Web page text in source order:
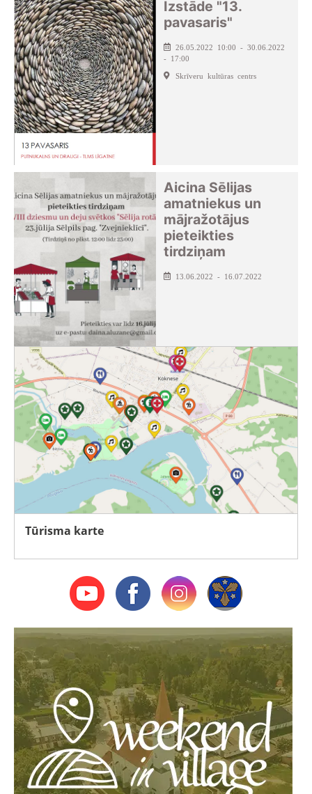
Izstāde "13.
pavasaris"
26.05.2022 10:00 - 30.06.2022
- 17:00
Skrīveru kultūras centrs
Aicina Sēlijas
amatniekus un
mājražotājus
pieteikties
tirdziņam
13.06.2022 - 16.07.2022
Tūrisma karte